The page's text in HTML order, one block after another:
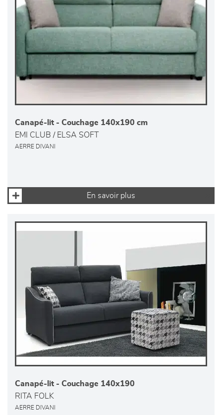
Canapé-lit - Couchage 140x190 cm
EMI CLUB / ELSA SOFT
AERRE DIVANI
En savoir plus
Canapé-lit - Couchage 140x190
RITA FOLK
AERRE DIVANI